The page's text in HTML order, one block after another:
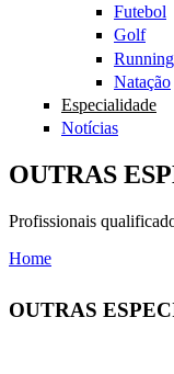
Futebol
Golf
Running
Natação
Especialidade
Notícias
OUTRAS
Profissionais
Home
OUTRAS